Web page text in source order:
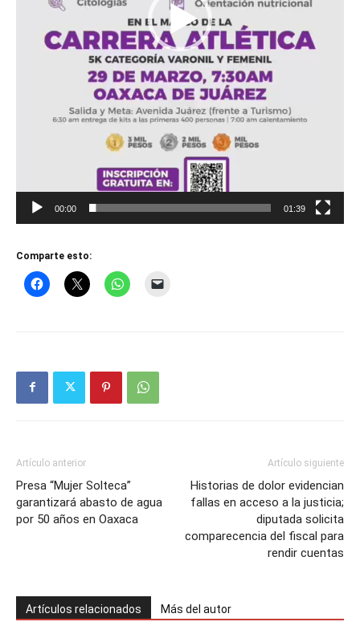
00:00 01:39
Comparte esto:
Artículo anterior
Presa “Mujer Solteca”
garantizará abasto de agua
por 50 años en Oaxaca
Artículo siguiente
Historias de dolor evidencian
fallas en acceso a la justicia;
diputada solicita
comparecencia del fiscal para
rendir cuentas
Artículos relacionados Más del autor